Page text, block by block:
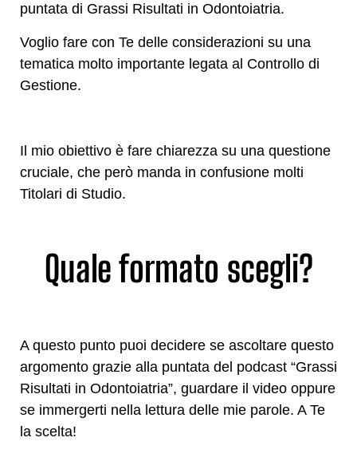
puntata di Grassi Risultati in Odontoiatria.
Voglio fare con Te delle considerazioni su una
tematica molto importante legata al Controllo di
Gestione.
Il mio obiettivo è fare chiarezza su una questione
cruciale, che però manda in confusione molti
Titolari di Studio.
Quale formato scegli?
A questo punto puoi decidere se ascoltare questo
argomento grazie alla puntata del podcast “Grassi
Risultati in Odontoiatria”, guardare il video oppure
se immergerti nella lettura delle mie parole. A Te
la scelta!